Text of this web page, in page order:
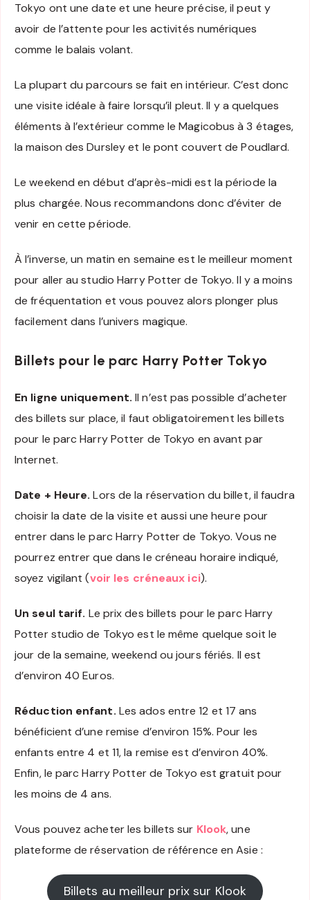
Tokyo ont une date et une heure précise, il peut y
avoir de l’attente pour les activités numériques
comme le balais volant.
La plupart du parcours se fait en intérieur. C’est donc
une visite idéale à faire lorsqu’il pleut. Il y a quelques
éléments à l’extérieur comme le Magicobus à 3 étages,
la maison des Dursley et le pont couvert de Poudlard.
Le weekend en début d’après-midi est la période la
plus chargée. Nous recommandons donc d’éviter de
venir en cette période.
À l’inverse, un matin en semaine est le meilleur moment
pour aller au studio Harry Potter de Tokyo. Il y a moins
de fréquentation et vous pouvez alors plonger plus
facilement dans l’univers magique.
Billets pour le parc Harry Potter Tokyo
En ligne uniquement. Il n’est pas possible d’acheter
des billets sur place, il faut obligatoirement les billets
pour le parc Harry Potter de Tokyo en avant par
Internet.
Date + Heure. Lors de la réservation du billet, il faudra
choisir la date de la visite et aussi une heure pour
entrer dans le parc Harry Potter de Tokyo. Vous ne
pourrez entrer que dans le créneau horaire indiqué,
soyez vigilant (voir les créneaux ici).
Un seul tarif. Le prix des billets pour le parc Harry
Potter studio de Tokyo est le même quelque soit le
jour de la semaine, weekend ou jours fériés. Il est
d’environ 40 Euros.
Réduction enfant. Les ados entre 12 et 17 ans
bénéficient d’une remise d’environ 15%. Pour les
enfants entre 4 et 11, la remise est d’environ 40%.
Enfin, le parc Harry Potter de Tokyo est gratuit pour
les moins de 4 ans.
Vous pouvez acheter les billets sur Klook, une
plateforme de réservation de référence en Asie :
Billets au meilleur prix sur Klook